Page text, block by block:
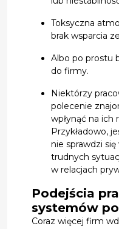
Toksyczna
brak wsparcia
Albo po prostu
do firmy.
Niektórzy
polecenie
wpłynąć na ich
Przykładowo,
nie sprawdzi
trudnych
w relacjach
Podejścia
systemów
Coraz więcej firm